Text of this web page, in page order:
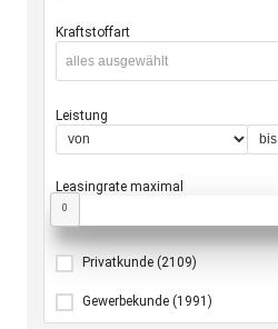
Kraftstoffart
alles ausgewählt
Leistung
Leasingrate maximal
0
Privatkunde (2109)
Gewerbekunde (1991)